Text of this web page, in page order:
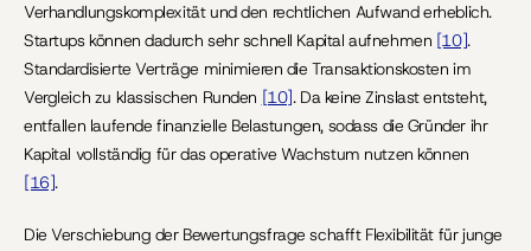
Verhandlungskomplexität und den rechtlichen Aufwand erheblich.
Startups können dadurch sehr schnell Kapital aufnehmen [10].
Standardisierte Verträge minimieren die Transaktionskosten im
Vergleich zu klassischen Runden [10]. Da keine Zinslast entsteht,
entfallen laufende finanzielle Belastungen, sodass die Gründer ihr
[16].
Die Verschiebung der Bewertungsfrage schafft Flexibilität für junge